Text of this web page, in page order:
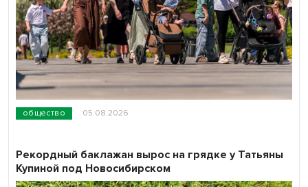
общество 05.08.2026
Рекордный баклажан вырос на грядке у Татьяны
Купиной под Новосибирском